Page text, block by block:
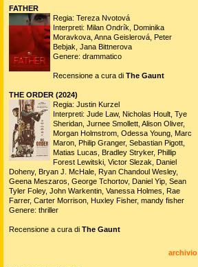
FATHER
Regia: Tereza Nvotová
Interpreti: Milan Ondrík, Dominika
Moravkova, Anna Geislerová, Peter
Bebjak, Jana Bittnerova
Genere: drammatico
Recensione a cura di The Gaunt
THE ORDER (2024)
Regia: Justin Kurzel
Interpreti: Jude Law, Nicholas Hoult, Tye
Sheridan, Jurnee Smollett, Alison Oliver,
Morgan Holmstrom, Odessa Young, Marc
Maron, Philip Granger, Sebastian Pigott,
Matias Lucas, Bradley Stryker, Phillip
Forest Lewitski, Victor Slezak, Daniel
Doheny, Bryan J. McHale, Ryan Chandoul Wesley,
Geena Meszaros, George Tchortov, Daniel Yip, Sean
Tyler Foley, John Warkentin, Vanessa Holmes, Rae
Farrer, Carter Morrison, Huxley Fisher, mandy fisher
Genere: thriller
Recensione a cura di The Gaunt
archivio